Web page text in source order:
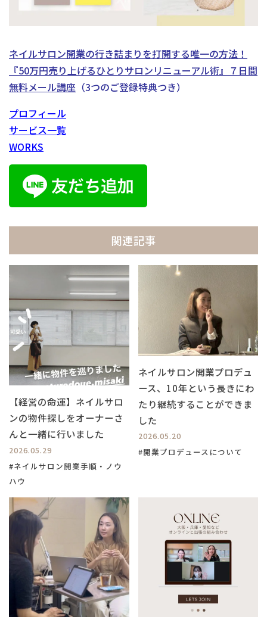
ネイルサロン開業の行き詰まりを打開する唯一の方法！
『50万円売り上げるひとりサロンリニューアル術』 ７日間
無料メール講座 （3つのご登録特典つき）
プロフィール
サービス一覧
WORKS
関連記事
【経営の命運】ネイルサロ
ンの物件探しをオーナーさ
んと一緒に行いました
2026.05.29
#ネイルサロン開業手順・ノウ
ハウ
ネイルサロン開業プロデュ
ース、10年という長きにわ
たり継続することができま
した
2026.05.20
#開業プロデュースについて